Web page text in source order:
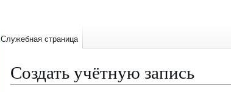
Создать учётную запись
Служебная страница